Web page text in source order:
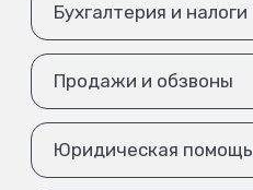
Бухгалтерия и налоги
Продажи и обзвоны
Юридическая помощь